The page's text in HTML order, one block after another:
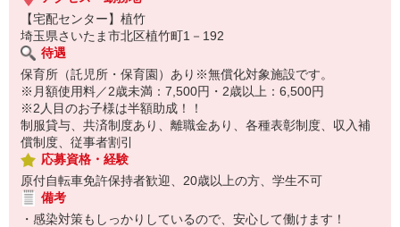
【宅配センター】植竹
埼玉県さいたま市北区植竹町1－192
待遇
保育所（託児所・保育園）あり※無償化対象施設です。
※月額使用料／2歳未満：7,500円・2歳以上：6,500円
※2人目のお子様は半額助成！！
制服貸与、共済制度あり、離職金あり、各種表彰制度、収入補
償制度、従事者割引
応募資格・経験
原付自転車免許保持者歓迎、20歳以上の方、学生不可
備考
・感染対策もしっかりしているので、安心して働けます！